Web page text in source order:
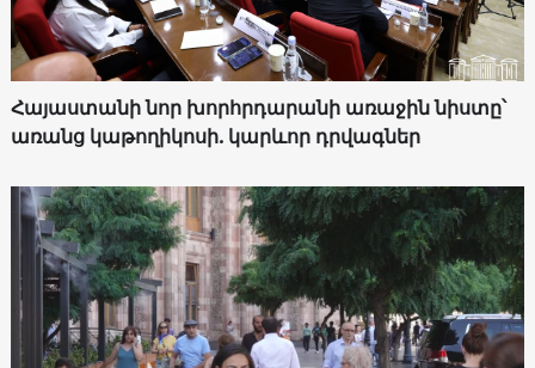
Հայաստանի նոր խորհրդարանի առաջին նիստը՝
առանց կաթողիկոսի. կարևոր դրվագներ